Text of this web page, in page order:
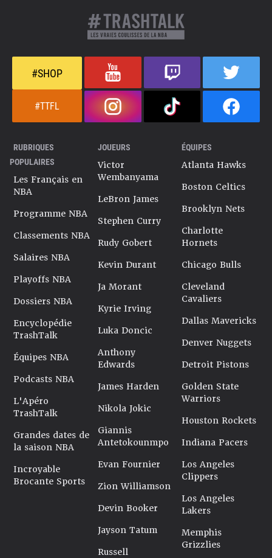
#SHOP
#TTFL
RUBRIQUES
POPULAIRES
Les Français en
NBA
Programme NBA
Classements NBA
Salaires NBA
Playoffs NBA
Dossiers NBA
Encyclopédie
TrashTalk
Équipes NBA
Podcasts NBA
L'Apéro
TrashTalk
Grandes dates de
la saison NBA
Incroyable
Brocante Sports
JOUEURS
Victor
Wembanyama
LeBron James
Stephen Curry
Rudy Gobert
Kevin Durant
Ja Morant
Kyrie Irving
Luka Doncic
Anthony
Edwards
James Harden
Nikola Jokic
Giannis
Antetokounmpo
Evan Fournier
Zion Williamson
Devin Booker
Jayson Tatum
Russell
ÉQUIPES
Atlanta Hawks
Boston Celtics
Brooklyn Nets
Charlotte
Hornets
Chicago Bulls
Cleveland
Cavaliers
Dallas Mavericks
Denver Nuggets
Detroit Pistons
Golden State
Warriors
Houston Rockets
Indiana Pacers
Los Angeles
Clippers
Los Angeles
Lakers
Memphis
Grizzlies